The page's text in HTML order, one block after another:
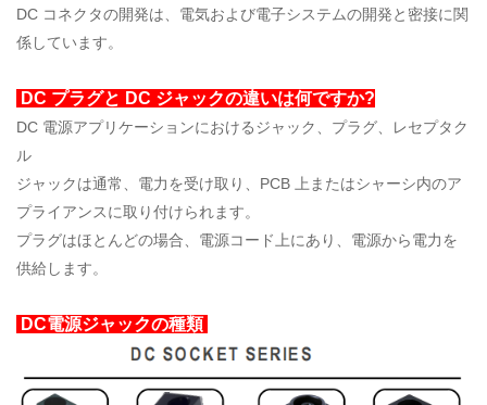
DC コネクタの開発は、電気および電子システムの開発と密接に関
係しています。
DC プラグと DC ジャックの違いは何ですか?
DC 電源アプリケーションにおけるジャック、プラグ、レセプタク
ル
ジャックは通常、電力を受け取り、PCB 上またはシャーシ内のア
プライアンスに取り付けられます。
プラグはほとんどの場合、電源コード上にあり、電源から電力を
供給します。
DC電源ジャックの種類